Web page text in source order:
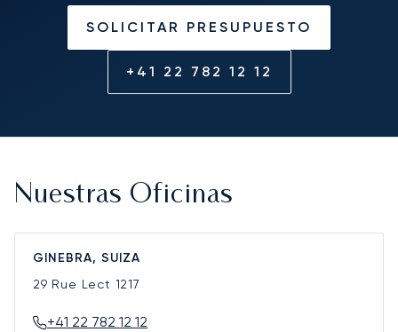
SOLICITAR PRESUPUESTO
+41 22 782 12 12
Nuestras Oficinas
GINEBRA, SUIZA
29 Rue Lect 1217
+41 22 782 12 12